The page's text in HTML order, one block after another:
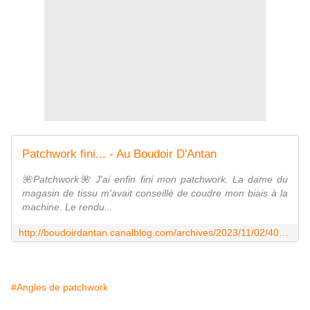
Patchwork fini... - Au Boudoir D'Antan
🌺Patchwork🌺 J'ai enfin fini mon patchwork. La dame du
magasin de tissu m'avait conseillé de coudre mon biais à la
machine. Le rendu...
http://boudoirdantan.canalblog.com/archives/2023/11/02/40092121.html
#Angles de patchwork